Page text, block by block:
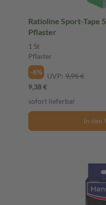
Ratioline Sport-Tape
Pflaster
1 St
Pflaster
-6%
UVP: 9,95 €
9,38 €
sofort lieferbar
In den